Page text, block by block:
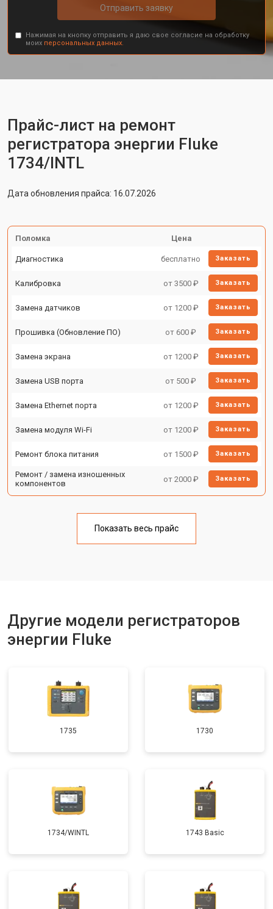
Отправить заявку
Нажимая на кнопку отправить я даю свое согласие на обработку
моих персональных данных.
Прайс-лист на ремонт
регистратора энергии Fluke
1734/INTL
Дата обновления прайса: 16.07.2026
Поломка Цена
Диагностика бесплатно Заказать
Калибровка от 3500 ₽ Заказать
Замена датчиков от 1200 ₽ Заказать
Прошивка (Обновление ПО) от 600 ₽ Заказать
Замена экрана от 1200 ₽ Заказать
Замена USB порта от 500 ₽ Заказать
Замена Ethernet порта от 1200 ₽ Заказать
Замена модуля Wi-Fi от 1200 ₽ Заказать
Ремонт блока питания от 1500 ₽ Заказать
Ремонт / замена изношенных
компонентов
от 2000 ₽ Заказать
Показать весь прайс
Другие модели регистраторов
энергии Fluke
1735 1730
1734/WINTL 1743 Basic